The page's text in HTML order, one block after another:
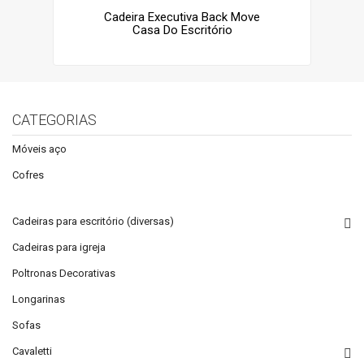
Cadeira Executiva Back Move
Casa Do Escritório
CATEGORIAS
Móveis aço
Cofres
Cadeiras para escritório (diversas)
Cadeiras para igreja
Poltronas Decorativas
Longarinas
Sofas
Cavaletti